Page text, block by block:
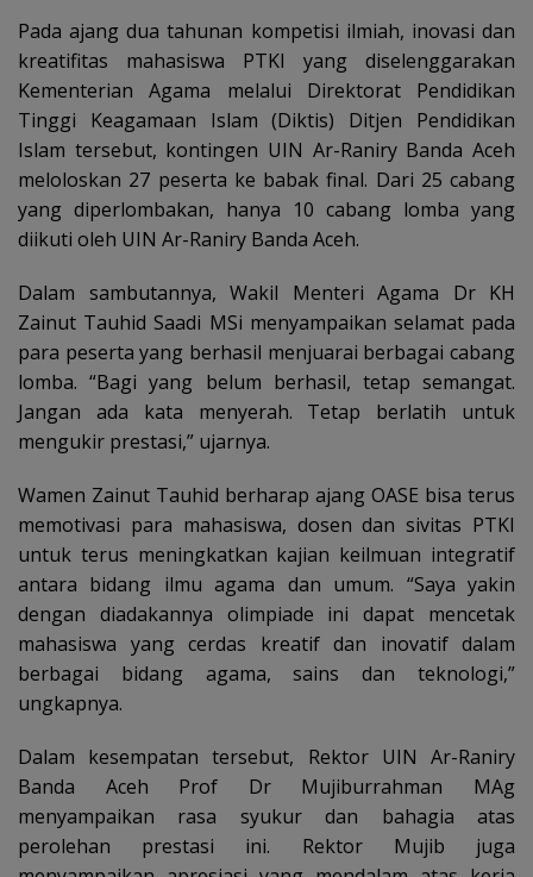
Pada ajang dua tahunan kompetisi ilmiah, inovasi dan
kreatifitas mahasiswa PTKI yang diselenggarakan
Kementerian Agama melalui Direktorat Pendidikan
Tinggi Keagamaan Islam (Diktis) Ditjen Pendidikan
Islam tersebut, kontingen UIN Ar-Raniry Banda Aceh
meloloskan 27 peserta ke babak final. Dari 25 cabang
yang diperlombakan, hanya 10 cabang lomba yang
diikuti oleh UIN Ar-Raniry Banda Aceh.
Dalam sambutannya, Wakil Menteri Agama Dr KH
Zainut Tauhid Saadi MSi menyampaikan selamat pada
para peserta yang berhasil menjuarai berbagai cabang
lomba. “Bagi yang belum berhasil, tetap semangat.
Jangan ada kata menyerah. Tetap berlatih untuk
mengukir prestasi,” ujarnya.
Wamen Zainut Tauhid berharap ajang OASE bisa terus
memotivasi para mahasiswa, dosen dan sivitas PTKI
untuk terus meningkatkan kajian keilmuan integratif
antara bidang ilmu agama dan umum. “Saya yakin
dengan diadakannya olimpiade ini dapat mencetak
mahasiswa yang cerdas kreatif dan inovatif dalam
berbagai bidang agama, sains dan teknologi,”
ungkapnya.
Dalam kesempatan tersebut, Rektor UIN Ar-Raniry
Banda Aceh Prof Dr Mujiburrahman MAg
menyampaikan rasa syukur dan bahagia atas
perolehan prestasi ini. Rektor Mujib juga